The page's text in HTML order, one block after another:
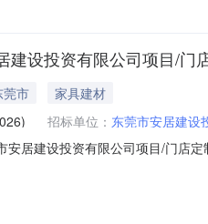
建设投资有限公司项目/门
莞市
家具建材
招标单位： 东莞市安居建设
安居建设投资有限公司项目/门店
）、东莞实业投资控